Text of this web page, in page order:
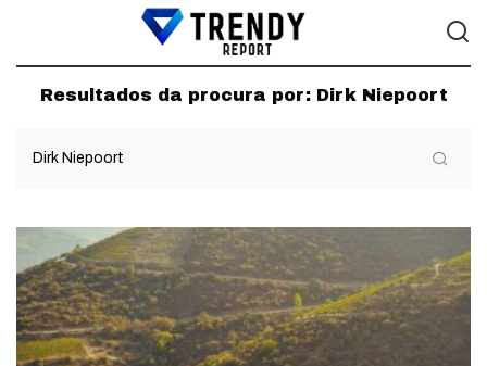
Resultados da procura por: Dirk Niepoort